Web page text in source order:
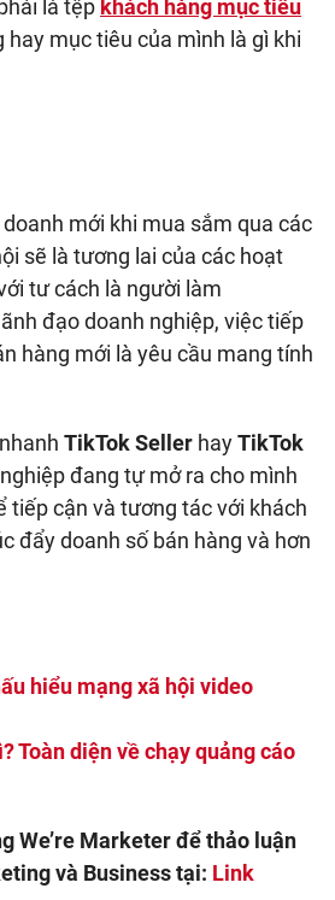
là tệp khách hàng mục tiêu
hay mục tiêu của mình là gì khi
mới khi mua sắm qua các
sẽ là tương lai của các hoạt
tư cách là người làm
đạo doanh nghiệp, việc tiếp
hàng mới là yêu cầu mang tính
TikTok Seller hayTikTok
đang tự mở ra cho mình
tiếp cận và tương tác với khách
đẩy doanh số bán hàng và hơn
hiểu mạng xã hội video
Toàn diện về chạy quảng cáo
We’re Marketer để thảo luận
và Business tại: Link